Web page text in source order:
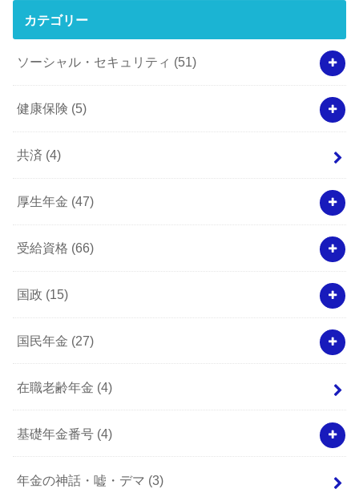
カテゴリー
ソーシャル・セキュリティ (51)
健康保険 (5)
共済 (4)
厚生年金 (47)
受給資格 (66)
国政 (15)
国民年金 (27)
在職老齢年金 (4)
基礎年金番号 (4)
年金の神話・嘘・デマ (3)